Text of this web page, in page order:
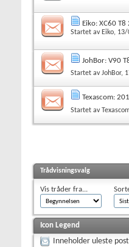
Eiko: XC60
Startet av Eiko, 13/
JohBor: V90
Startet avJohBor,
Texascom:
Startet av
Trådvisningsvalg
Vis tråder fra...
Icon Legend
Inneholder uleste